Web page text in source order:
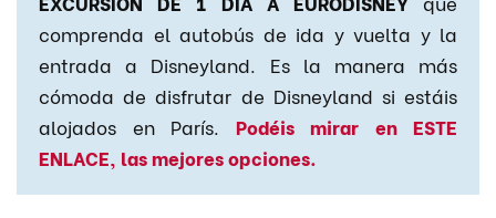
comprenda el autobús de ida y vuelta y la
entrada a Disneyland. Es la manera más
cómoda de disfrutar de Disneyland si estáis
alojados en París. Podéis mirar en ESTE
ENLACE, las mejores opciones.